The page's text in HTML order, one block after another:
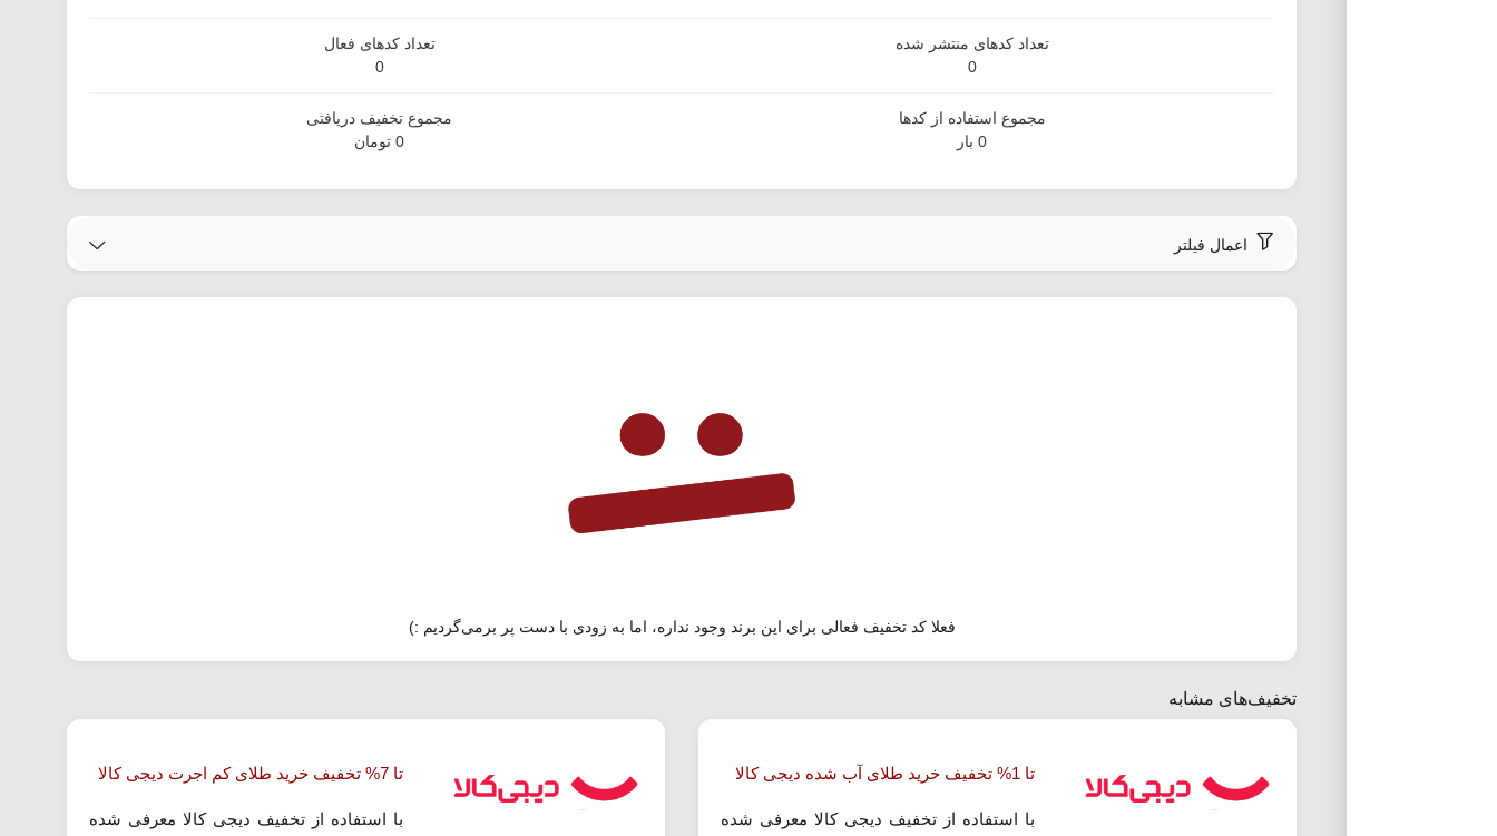
تعداد کدهای منتشر شده
0
تعداد کدهای فعال
0
مجموع استفاده از کدها
0 بار
مجموع تخفیف دریافتی
0 تومان
اعمال فیلتر
فعلا کد تخفیف فعالی برای این برند وجود نداره، اما به زودی با دست پر برمی‌گردیم :)
تخفیف‌های مشابه
تا 1% تخفیف خرید طلای آب شده دیجی کالا
با استفاده از تخفیف دیجی کالا معرفی شده
تا 7% تخفیف خرید طلای کم اجرت دیجی کالا
با استفاده از تخفیف دیجی کالا معرفی شده